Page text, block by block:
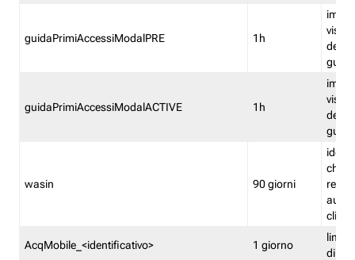
guidaPrimiAccessiModalPRE 1h
della
guidaPrimiAccessiModalACTIVE 1h
della
wasin 90 giorni
che
rete
clienti
AcqMobile_<identificativo> 1 giorno
limita
di